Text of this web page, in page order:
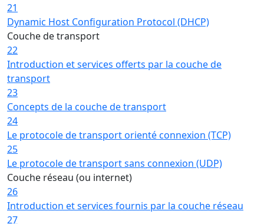
21
Dynamic Host Configuration Protocol (DHCP)
Couche de transport
22
Introduction et services offerts par la couche de
transport
23
Concepts de la couche de transport
24
Le protocole de transport orienté connexion (TCP)
25
Le protocole de transport sans connexion (UDP)
Couche réseau (ou internet)
26
Introduction et services fournis par la couche réseau
27